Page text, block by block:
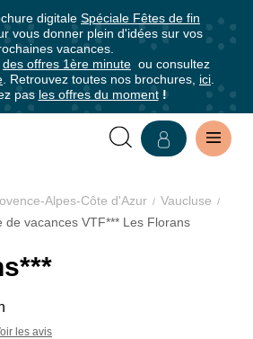
digitale Spéciale Fêtes de fin
vous donner plein d'idées sur vos
vacances.
des offres 1ère minute ou consultez
. Retrouvez toutes nos brochures, ici
pas les offres du moment!
Alpes-Côte d'Azur
Vaucluse
de vacances VTF*** Les Florans
les avis
11
16
- 11
- 6
448
€
€